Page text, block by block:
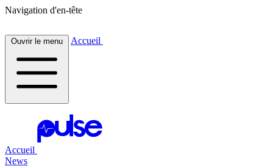
Navigation d'en-tête
Ouvrir le menu Accueil
Accueil
News